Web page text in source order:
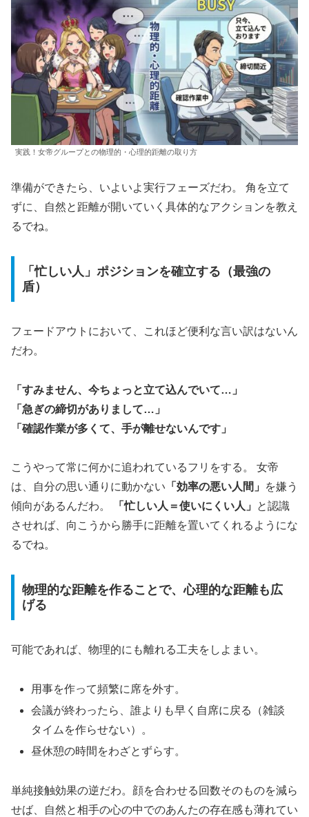
実践！女帝グループとの物理的・心理的距離の取り方
準備ができたら、いよいよ実行フェーズだわ。 角を立て
ずに、自然と距離が開いていく具体的なアクションを教え
るでね。
「忙しい人」ポジションを確立する（最強の
盾）
フェードアウトにおいて、これほど便利な言い訳はないん
だわ。
「すみません、今ちょっと立て込んでいて…」
「急ぎの締切がありまして…」
「確認作業が多くて、手が離せないんです」
こうやって常に何かに追われているフリをする。 女帝
は、自分の思い通りに動かない 「効率の悪い人間」
を嫌う
傾向があるんだわ。
「忙しい人＝使いにくい人」
と認識
させれば、向こうから勝手に距離を置いてくれるようにな
るでね。
物理的な距離を作ることで、心理的な距離も広
げる
可能であれば、物理的にも離れる工夫をしよまい。
用事を作って頻繁に席を外す。
会議が終わったら、誰よりも早く自席に戻る（雑談
タイムを作らせない）。
昼休憩の時間をわざとずらす。
単純接触効果の逆だわ。顔を合わせる回数そのものを減ら
せば、自然と相手の心の中でのあんたの存在感も薄れてい